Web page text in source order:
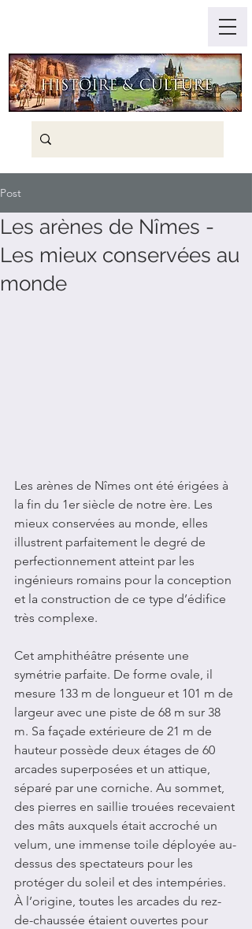
Post
Les arènes de Nîmes -
Les mieux conservées au
monde
Les arènes de Nîmes ont été érigées à
la fin du 1er siècle de notre ère. Les
mieux conservées au monde, elles
illustrent parfaitement le degré de
perfectionnement atteint par les
ingénieurs romains pour la conception
et la construction de ce type d’édifice
très complexe.
Cet amphithéâtre présente une
symétrie parfaite. De forme ovale, il
mesure 133 m de longueur et 101 m de
largeur avec une piste de 68 m sur 38
m. Sa façade extérieure de 21 m de
hauteur possède deux étages de 60
arcades superposées et un attique,
séparé par une corniche. Au sommet,
des pierres en saillie trouées recevaient
des mâts auxquels était accroché un
velum, une immense toile déployée au-
dessus des spectateurs pour les
protéger du soleil et des intempéries.
À l’origine, toutes les arcades du rez-
de-chaussée étaient ouvertes pour